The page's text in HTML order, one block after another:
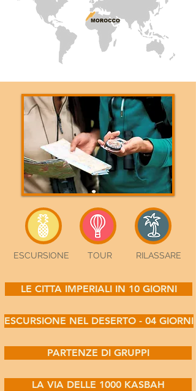
ESCURSIONE TOUR RILASSARE
LE CITTA IMPERIALI IN 10 GIORNI
ESCURSIONE NEL DESERTO - 04 GIORNI
PARTENZE DI GRUPPI
LA VIA DELLE 1000 KASBAH